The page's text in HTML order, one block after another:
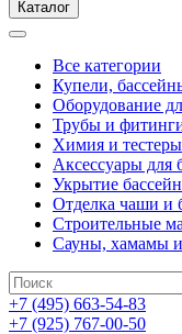
Каталог
Все категории
Купели,
Оборудование
Трубы и
Химия и тестеры
Аксессуары для
Укрытие
Отделка чаши и
Строительные
Сауны, хамамы
+7 (495) 663-54-83
+7 (925) 767-00-50